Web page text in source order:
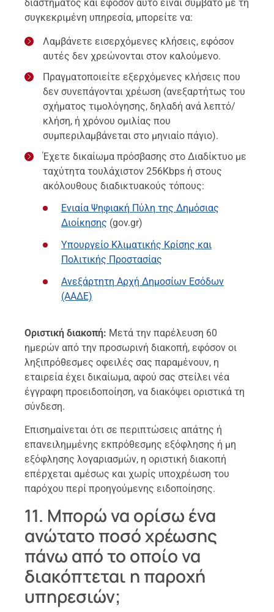
διαστήματος και εφόσον αυτό είναι συμβατό με τη
συγκεκριμένη υπηρεσία, μπορείτε να:
Λαμβάνετε εισερχόμενες κλήσεις, εφόσον
αυτές δεν χρεώνονται στον καλούμενο.
Πραγματοποιείτε εξερχόμενες κλήσεις που
δεν συνεπάγονται χρέωση (ανεξαρτήτως του
σχήματος τιμολόγησης, δηλαδή ανά λεπτό/
κλήση, ή χρόνου ομιλίας που
συμπεριλαμβάνεται στο μηνιαίο πάγιο).
Έχετε δικαίωμα πρόσβασης στο Διαδίκτυο με
ταχύτητα τουλάχιστον 256Κbps ή στους
ακόλουθους διαδικτυακούς τόπους:
Ενιαία Ψηφιακή Πύλη της Δημόσιας
Διοίκησης (gov.gr)
Υπουργείο Κλιματικής Κρίσης και
Πολιτικής Προστασίας
Ανεξάρτητη Αρχή Δημοσίων Εσόδων
(ΑΑΔΕ)
Οριστική διακοπή: Μετά την παρέλευση 60
ημερών από την προσωρινή διακοπή, εφόσον οι
ληξιπρόθεσμες οφειλές σας παραμένουν, η
εταιρεία έχει δικαίωμα, αφού σας στείλει νέα
έγγραφη προειδοποίηση, να διακόψει οριστικά τη
σύνδεση.
Επισημαίνεται ότι σε περιπτώσεις απάτης ή
επανειλημμένης εκπρόθεσμης εξόφλησης ή μη
εξόφλησης λογαριασμών, η οριστική διακοπή
επέρχεται αμέσως και χωρίς υποχρέωση του
παρόχου περί προηγούμενης ειδοποίησης.
11. Μπορώ να ορίσω ένα
ανώτατο ποσό χρέωσης
πάνω από το οποίο να
διακόπτεται η παροχή
υπηρεσιών;